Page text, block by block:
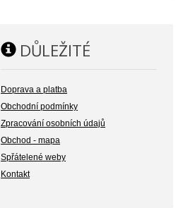
DŮLEŽITÉ
Doprava a platba
Obchodní podmínky
Zpracování osobních údajů
Obchod - mapa
Spřátelené weby
Kontakt